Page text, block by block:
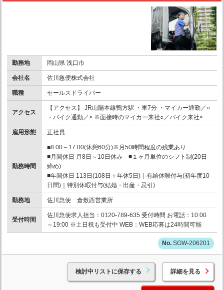
勤務地 岡山県 浅口市
会社名 佐川急便株式会社
職種 セールスドライバー
アクセス
【アクセス】 JR山陽本線鴨方駅 ・車7分 ・マイカー通勤／○
・バイク通勤／× ※面接時のマイカー来社○／バイク来社×
雇用形態 正社員
勤務時間
■8:00～17:00(休憩60分)※月50時間程度の残業あり
■月間休日 月8日～10日休み ■１ヶ月単位のシフト制(20日
締め)
■年間休日 113日(108日＋年休5日)｜有給休暇付与(初年度10
日間)｜特別休暇付与(結婚・出産・忌引)
勤務地 佐川急便 倉敷西営業所
受付時間
佐川急便求人担当：0120-789-635 受付時間 お電話：10:00
～19:00 ※土日祝も受付中 WEB：WEB応募は24時間可能
SGW-206201
検討中リストに保存する 詳細を見る